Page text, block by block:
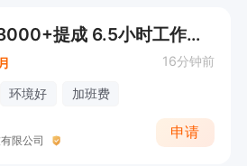
电话客服（底薪3000+提成 6.5小时工作制 不耽误接送娃）
16分钟前
环境好 加班费
限公司
申请